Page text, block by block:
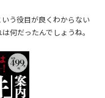
う役目が良くわからない
何だったんでしょうね。